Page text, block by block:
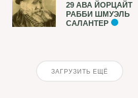
29 АВА ЙОРЦАЙТ
РАББИ ШМУЭЛЬ
САЛАНТЕР
ЗАГРУЗИТЬ ЕЩЁ